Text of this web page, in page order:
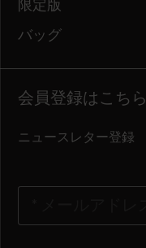
限定版
バッグ
会員登録はこちら
ニュースレター登録